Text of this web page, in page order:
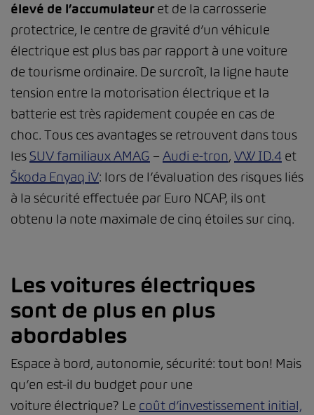
élevé de l’accumulateuret de la carrosserie
protectrice, le centre de gravité d’un véhicule
électrique est plus bas par rapport à une voiture
de tourisme ordinaire. De surcroît, la ligne haute
tension entre la motorisation électrique et la
batterie est très rapidement coupée en cas de
choc. Tous ces avantages se retrouvent dans tous
les SUV familiaux AMAG – Audi e-tron, VW ID.4 et
Škoda Enyaq iV: lors de l’évaluation des risques liés
à la sécurité effectuée par Euro NCAP, ils ont
obtenu la note maximale de cinq étoiles sur cinq.
Les voitures électriques
sont de plus en plus
abordables
Espace à bord, autonomie, sécurité: tout bon! Mais
qu’en est-il du budget pour une
voiture électrique? Le coût d’investissement initial,